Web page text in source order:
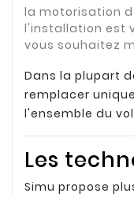
la motorisation
l'installation est
vous souhaitez
Dans la plupart
remplacer
l'ensemble du
Les
Simu propose